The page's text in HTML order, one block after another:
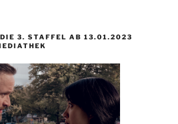
3. STAFFEL AB 13.01.2023